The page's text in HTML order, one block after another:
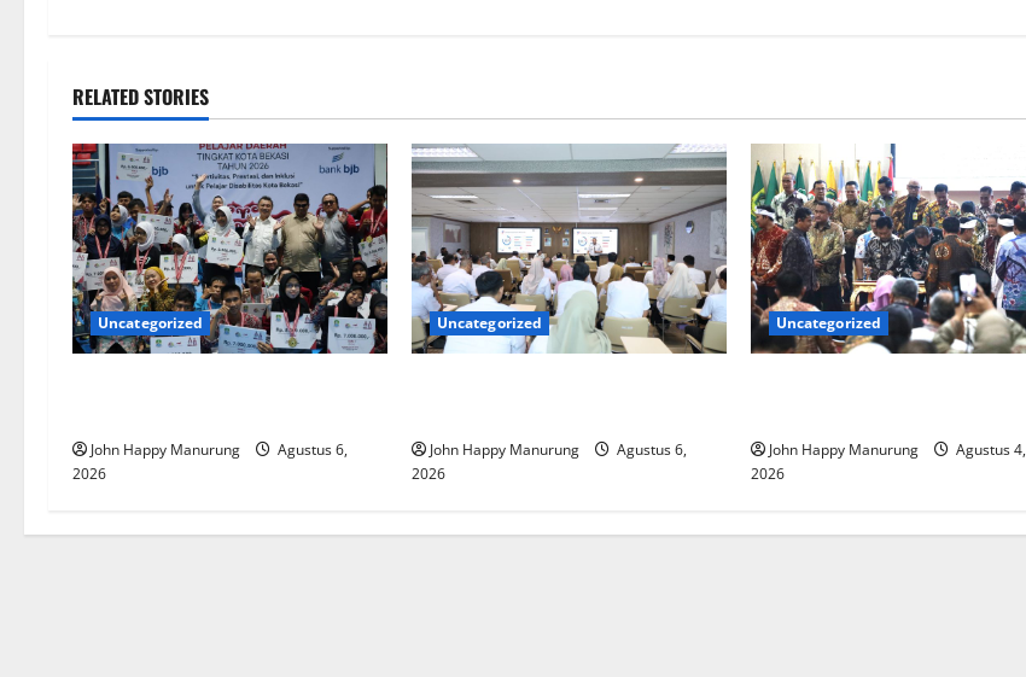
RELATED STORIES
Uncategorized
John Happy Manurung
Agustus 6,
2026
Uncategorized
John Happy Manurung
Agustus 6,
2026
Uncategorized
John Happy Manurung
Agustus 4,
2026